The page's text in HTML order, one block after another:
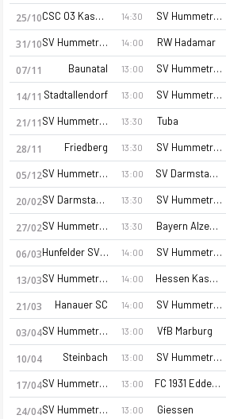
SV Hummetroth 26-27 sezonu |
25/10 CSC 03 Kassel 14:30 SV Hummetroth
31/10 SV Hummetroth 14:00 RW Hadamar
07/11 Baunatal 13:00 SV Hummetroth
14/11 Stadtallendorf 13:00 SV Hummetroth
21/11 SV Hummetroth 13:30 Tuba
28/11 Friedberg 13:30 SV Hummetroth
05/12 SV Hummetroth 13:00 SV Darmstadt 98 2
20/02 SV Darmstadt 98 2 13:30 SV Hummetroth
27/02 SV Hummetroth 13:30 Bayern Alzenau
06/03 Hunfelder SV 1919 14:00 SV Hummetroth
13/03 SV Hummetroth 14:00 Hessen Kassel (A)
21/03 Hanauer SC 14:00 SV Hummetroth
03/04 SV Hummetroth 13:00 VfB Marburg
10/04 Steinbach 13:00 SV Hummetroth
17/04 SV Hummetroth 13:00 FC 1931 Eddersheim
24/04 SV Hummetroth 13:00 Giessen